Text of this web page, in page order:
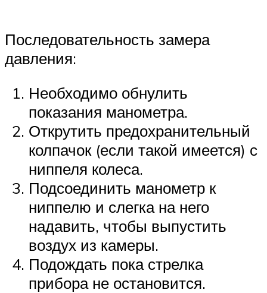
Последовательность замера
давления:
Необходимо обнулить
показания манометра.
Открутить предохранительный
колпачок (если такой имеется) с
ниппеля колеса.
Подсоединить манометр к
ниппелю и слегка на него
надавить, чтобы выпустить
воздух из камеры.
Подождать пока стрелка
прибора не остановится.